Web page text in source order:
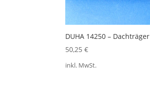
DUHA 14250 – Dachträger
50,25€
inkl. MwSt.